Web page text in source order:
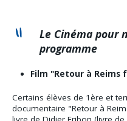
Le Cinéma pour
programme
Film "Retour à Reims
Certains élèves de 1ère et
documentaire "Retour à